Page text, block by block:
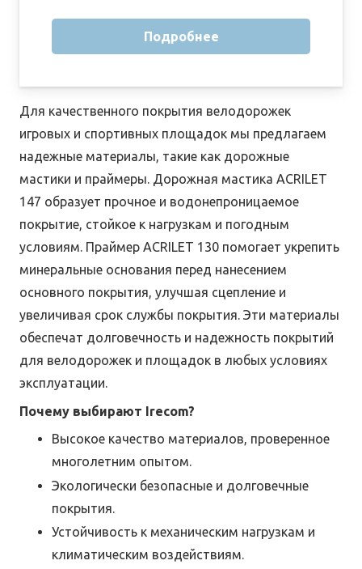
Подробнее
Для качественного покрытия велодорожек
игровых и спортивных площадок мы предлагаем
надежные материалы, такие как дорожные
мастики и праймеры. Дорожная мастика ACRILET
147 образует прочное и водонепроницаемое
покрытие, стойкое к нагрузкам и погодным
условиям. Праймер ACRILET 130 помогает укрепить
минеральные основания перед нанесением
основного покрытия, улучшая сцепление и
увеличивая срок службы покрытия. Эти материалы
обеспечат долговечность и надежность покрытий
для велодорожек и площадок в любых условиях
эксплуатации.
Почему выбирают Irecom?
Высокое качество материалов, проверенное
многолетним опытом.
Экологически безопасные и долговечные
покрытия.
Устойчивость к механическим нагрузкам и
климатическим воздействиям.